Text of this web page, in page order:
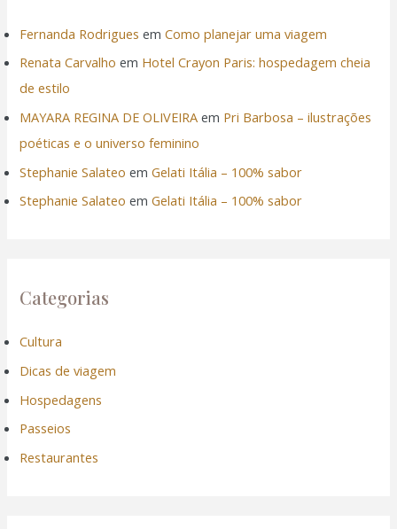
Fernanda Rodrigues emComo planejar uma viagem
Renata Carvalho em Hotel Crayon Paris: hospedagem cheia
de estilo
MAYARA REGINA DE OLIVEIRA em Pri Barbosa – ilustrações
poéticas e o universo feminino
Stephanie Salateo emGelati Itália – 100% sabor
Stephanie Salateo emGelati Itália – 100% sabor
Categorias
Cultura
Dicas de viagem
Hospedagens
Passeios
Restaurantes